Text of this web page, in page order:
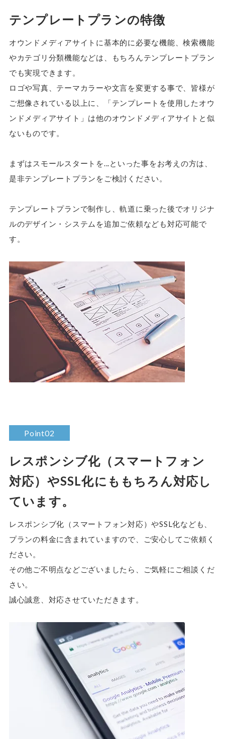
テンプレートプランの特徴
オウンドメディアサイトに基本的に必要な機能、検索機能
やカテゴリ分類機能などは、もちろんテンプレートプラン
でも実現できます。
ロゴや写真、テーマカラーや文言を変更する事で、皆様が
ご想像されている以上に、「テンプレートを使用したオウ
ンドメディアサイト」は他のオウンドメディアサイトと似
ないものです。
まずはスモールスタートを...といった事をお考えの方は、
是非テンプレートプランをご検討ください。
テンプレートプランで制作し、軌道に乗った後でオリジナ
ルのデザイン・システムを追加ご依頼なども対応可能で
す。
Point02
レスポンシブ化（スマートフォン
対応）やSSL化にももちろん対応し
ています。
レスポンシブ化（スマートフォン対応）やSSL化なども、
プランの料金に含まれていますので、ご安心してご依頼く
ださい。
その他ご不明点などございましたら、ご気軽にご相談くだ
さい。
誠心誠意、対応させていただきます。